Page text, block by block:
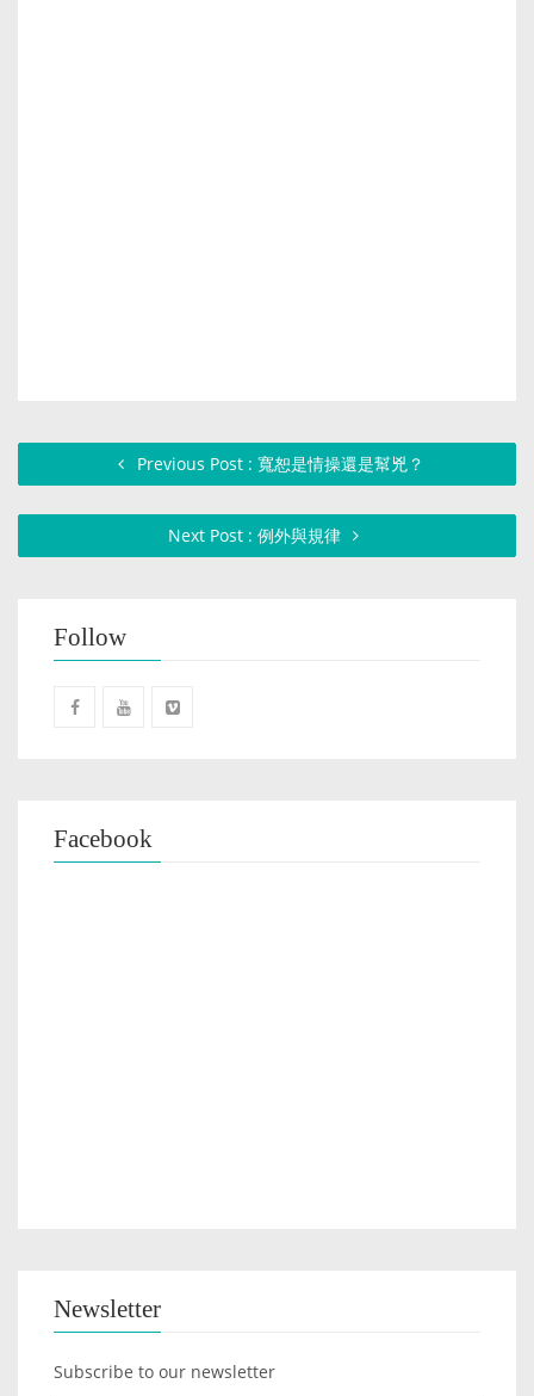
Previous Post : 寬恕是情操還是幫兇？
Next Post : 例外與規律
Follow
Facebook
Newsletter
Subscribe to our newsletter